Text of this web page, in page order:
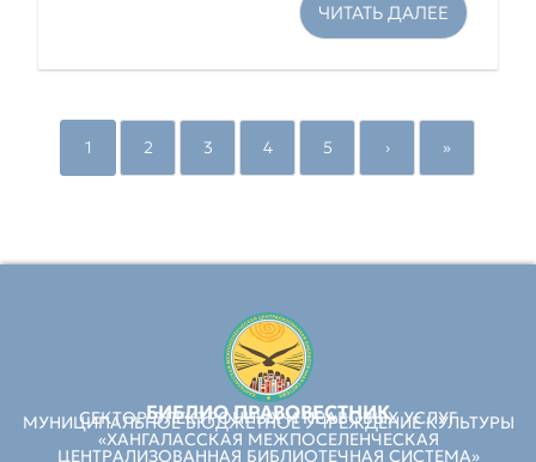
ЧИТАТЬ ДАЛЕЕ
1 2 3 4 5 › »
БИБЛИО ПРАВОВЕСТНИК
СЕКТОР ЭЛЕКТРОННЫХ И ПРАВОВЫХ УСЛУГ
МУНИЦИПАЛЬНОЕ БЮДЖЕТНОЕ УЧРЕЖДЕНИЕ КУЛЬТУРЫ
«ХАНГАЛАССКАЯ МЕЖПОСЕЛЕНЧЕСКАЯ
ЦЕНТРАЛИЗОВАННАЯ БИБЛИОТЕЧНАЯ СИСТЕМА»